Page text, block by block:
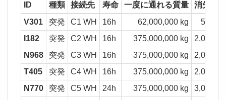
ID 種類 接続先 寿命 一度に通れる質量
消失質量
V301
突発 C1 WH 16h 62,000,000 kg
I182
突発 C2 WH 16h 375,000,000 kg
N968
突発 C3 WH 16h 375,000,000 kg
T405
突発 C4 WH 16h 375,000,000 kg
N770
突発 C5 WH 24h 375,000,000 kg